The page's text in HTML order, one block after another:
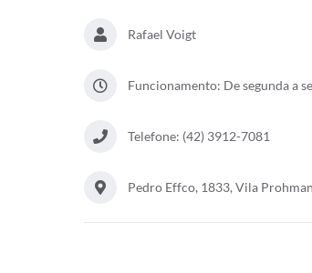
Rafael Voigt
Funcionamento: De segunda a
Telefone: (42) 3912-7081
Pedro Effco, 1833, Vila